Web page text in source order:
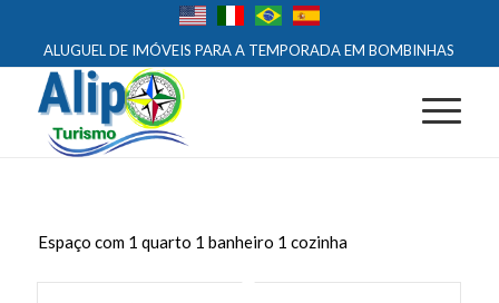
ALUGUEL DE IMÓVEIS PARA A TEMPORADA EM BOMBINHAS
Espaço com 1 quarto 1 banheiro 1 cozinha